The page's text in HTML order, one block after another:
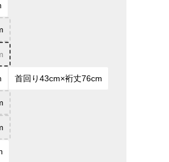
首回り43cm×裄丈76cm